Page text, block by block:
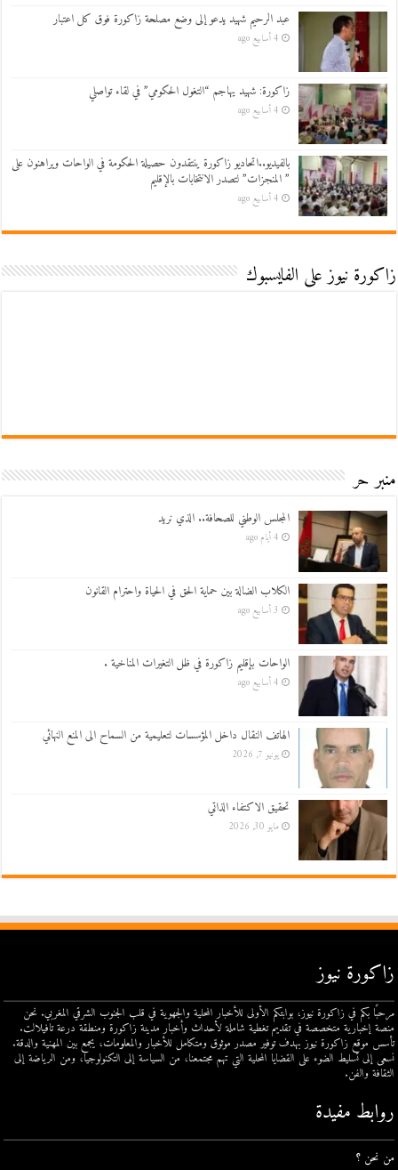
عبد الرحيم شهيد يدعو إلى وضع مصلحة زاكورة فوق كل اعتبار
4 أسابيع ago
زاكورة: شهيد يهاجم “التغول الحكومي” في لقاء تواصلي
4 أسابيع ago
بالفيديو..اتحاديو زاكورة ينتقدون حصيلة الحكومة في الواحات ويراهنون على
” المنجزات” لتصدر الانتخابات بالإقليم
4 أسابيع ago
زاكورة نيوز على الفايسبوك
منبر حر
المجلس الوطني للصحافة.. الذي نريد
4 أيام ago
الكلاب الضالة بين حماية الحق في الحياة واحترام القانون
3 أسابيع ago
الواحات بإقليم زاكورة في ظل التغيرات المناخية .
4 أسابيع ago
الهاتف النقال داخل المؤسسات لتعليمية من السماح الى المنع النهائي
يونيو 7, 2026
تحقيق الاكتفاء الذاتي
مايو 30, 2026
زاكورة نيوز
مرحبًا بكم في زاكورة نيوز، بوابتكم الأولى للأخبار المحلية والجهوية في قلب الجنوب الشرقي المغربي. نحن
منصة إخبارية متخصصة في تقديم تغطية شاملة لأحداث وأخبار مدينة زاكورة ومنطقة درعة تافيلالت.
تأسس موقع زاكورة نيوز بهدف توفير مصدر موثوق ومتكامل للأخبار والمعلومات، يجمع بين المهنية والدقة.
نسعى إلى تسليط الضوء على القضايا المحلية التي تهم مجتمعنا، من السياسة إلى التكنولوجيا، ومن الرياضة إلى
الثقافة والفن.
روابط مفيدة
من نحن ؟